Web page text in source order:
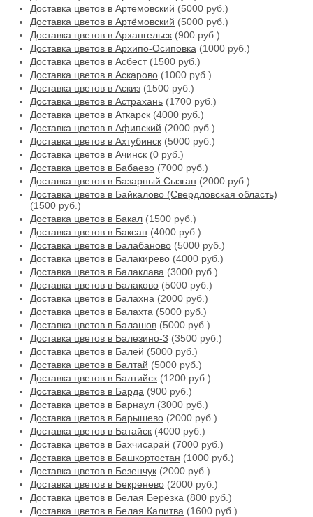
Доставка цветов в Артемовский (5000 руб.)
Доставка цветов в Артёмовский (5000 руб.)
Доставка цветов в Архангельск (900 руб.)
Доставка цветов в Архипо-Осиповка (1000 руб.)
Доставка цветов в Асбест(1500 руб.)
Доставка цветов в Аскарово (1000 руб.)
Доставка цветов в Аскиз (1500 руб.)
Доставка цветов в Астрахань (1700 руб.)
Доставка цветов в Аткарск (4000 руб.)
Доставка цветов в Афипский (2000 руб.)
Доставка цветов в Ахтубинск (5000 руб.)
Доставка цветов в Ачинск (0 руб.)
Доставка цветов в Бабаево (7000 руб.)
Доставка цветов в Базарный Сызган (2000 руб.)
Доставка цветов в Байкалово (Свердловская область)
(1500 руб.)
Доставка цветов в Бакал (1500 руб.)
Доставка цветов в Баксан (4000 руб.)
Доставка цветов в Балабаново (5000 руб.)
Доставка цветов в Балакирево (4000 руб.)
Доставка цветов в Балаклава (3000 руб.)
Доставка цветов в Балаково (5000 руб.)
Доставка цветов в Балахна (2000 руб.)
Доставка цветов в Балахта (5000 руб.)
Доставка цветов в Балашов (5000 руб.)
Доставка цветов в Балезино-3 (3500 руб.)
Доставка цветов в Балей (5000 руб.)
Доставка цветов в Балтай (5000 руб.)
Доставка цветов в Балтийск (1200 руб.)
Доставка цветов в Барда (900 руб.)
Доставка цветов в Барнаул (3000 руб.)
Доставка цветов в Барышево (2000 руб.)
Доставка цветов в Батайск (4000 руб.)
Доставка цветов в Бахчисарай (7000 руб.)
Доставка цветов в Башкортостан (1000 руб.)
Доставка цветов в Безенчук (2000 руб.)
Доставка цветов в Бекренево (2000 руб.)
Доставка цветов в Белая Берёзка (800 руб.)
Доставка цветов в Белая Калитва (1600 руб.)